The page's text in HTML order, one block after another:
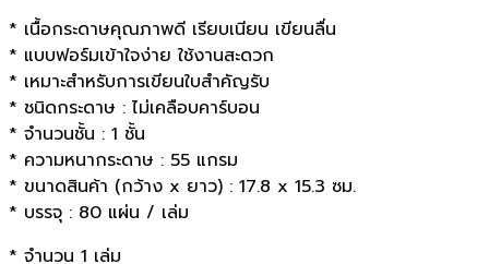
* เนื้อกระดาษคุณภาพดี เรียบเนียน เขียนลื่น
* แบบฟอร์มเข้าใจง่าย ใช้งานสะดวก
* เหมาะสำหรับการเขียนใบสำคัญรับ
* ชนิดกระดาษ : ไม่เคลือบคาร์บอน
* จำนวนชั้น : 1 ชั้น
* ความหนากระดาษ : 55 แกรม
* ขนาดสินค้า (กว้าง x ยาว) : 17.8 x 15.3 ซม.
* บรรจุ : 80 แผ่น / เล่ม
* จำนวน 1 เล่ม